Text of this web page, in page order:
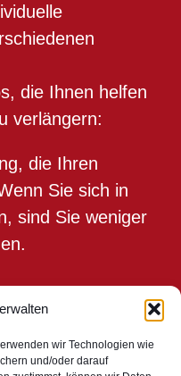
wir Technologien wie
und/oder darauf
die Ihnen helfen
verlängern:
die Ihren
Sie sich in
sind Sie weniger
zu Ihren Nachbarn
Sie sich in Ihrer